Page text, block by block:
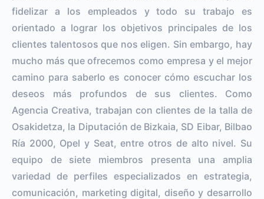
fidelizar a los empleados y todo su trabajo es
orientado a lograr los objetivos principales de los
clientes talentosos que nos eligen. Sin embargo, hay
mucho más que ofrecemos como empresa y el mejor
camino para saberlo es conocer cómo escuchar los
deseos más profundos de sus clientes. Como
Agencia Creativa, trabajan con clientes de la talla de
Osakidetza, la Diputación de Bizkaia, SD Eibar, Bilbao
Ría 2000, Opel y Seat, entre otros de alto nivel. Su
equipo de siete miembros presenta una amplia
variedad de perfiles especializados en estrategia,
comunicación, marketing digital, diseño y desarrollo